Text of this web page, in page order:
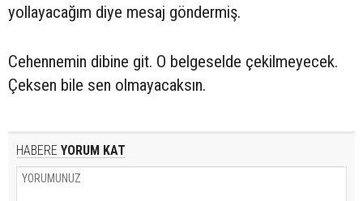
yollayacağım diye mesaj göndermiş.
Cehennemin dibine git. O belgeselde çekilmeyecek.
Çeksen bile sen olmayacaksın.
HABERE YORUM KAT